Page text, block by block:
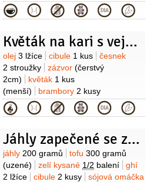
2 lžíce
semínka 1 hrst (konopná)
Kategorie
Květák na kari s vejcem
Suroviny
olej 3 lžíce cibule 1 kus
česnek
2 stroužky
zázvor (čerstvý
2cm)
květák 1 kus
(menší)
brambory 2 kusy
(velké)
kari pasta 1 lžička
koření
kari2 lžičky
kokosové mléko
Kategorie
Jáhly zapečené se zelím a uzeným Tofu
Suroviny
jáhly 200 gramů tofu 300 gramů
(uzené)
zelí kysané 1/2 balení
ghí
2 lžíce
cibule 2 kusy
sójová omáčka